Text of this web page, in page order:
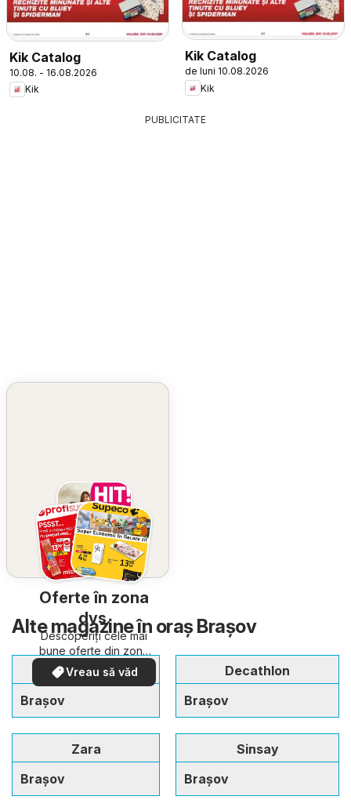
Kik Catalog
10.08. - 16.08.2026
Kik
Kik Catalog
de luni 10.08.2026
Kik
PUBLICITATE
Oferte în zona
dvs.
Descoperiți cele mai
bune oferte din zona
dumneavoastră
Vreau să văd
Alte magazine în oraş Brașov
Pepco
Brașov
Decathlon
Brașov
Zara
Brașov
Sinsay
Brașov